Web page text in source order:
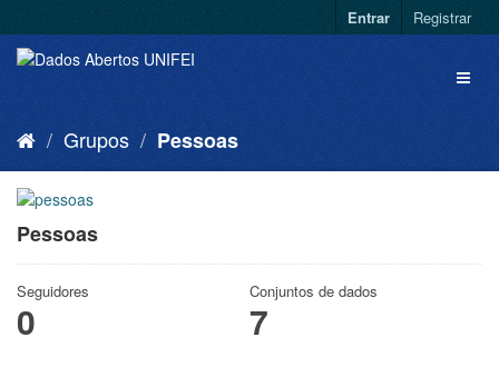
Entrar Registrar
Grupos Pessoas
Pessoas
Seguidores
0
Conjuntos de dados
7